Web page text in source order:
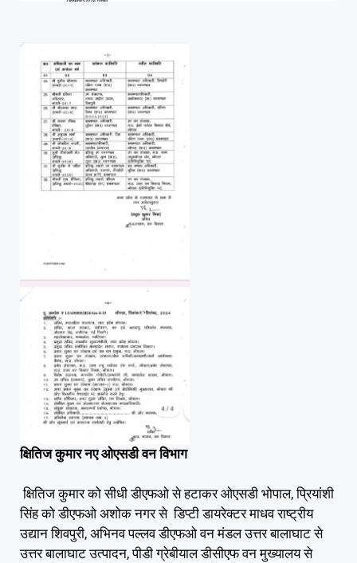
क्षितिज कुमार नए ओएसडी वन विभाग
क्षितिज कुमार को सीधी डीएफओ से हटाकर ओएसडी भोपाल, प्रियांशी
सिंह को डीएफओ अशोक नगर से डिप्टी डायरेक्टर माधव राष्ट्रीय
उद्यान शिवपुरी, अभिनव पल्लव डीएफओ वन मंडल उत्तर बालाघाट से
उत्तर बालाघाट उत्पादन, पीडी ग्रेबीयाल डीसीएफ वन मुख्यालय से